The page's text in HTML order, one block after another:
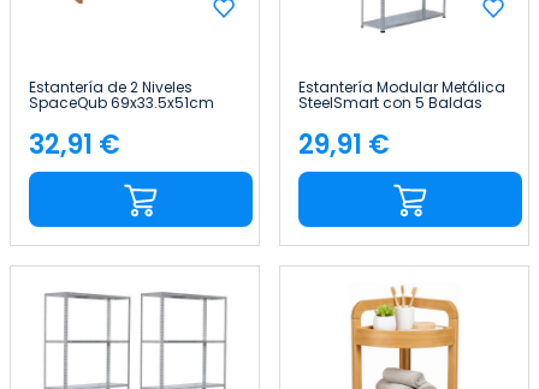
Estantería de 2 Niveles
SpaceQub 69x33.5x51cm
7house
Precio
32,91 €
Estantería Modular Metálica
SteelSmart con 5 Baldas
Precio
29,91 €